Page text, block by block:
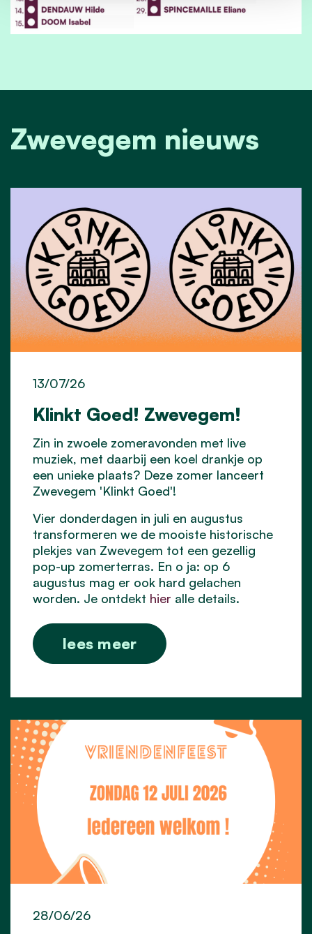
Zwevegem nieuws
Klinkt Goed! Zwevegem!
13/07/26
Zin in zwoele zomeravonden met live
muziek, met daarbij een koel drankje op
een unieke plaats? Deze zomer lanceert
Zwevegem 'Klinkt Goed'!
Vier donderdagen in juli en augustus
transformeren we de mooiste historische
plekjes van Zwevegem tot een gezellig
pop-up zomerterras. En o ja: op 6
augustus mag er ook hard gelachen
worden. Je ontdekt hier alle details.
lees meer
28/06/26